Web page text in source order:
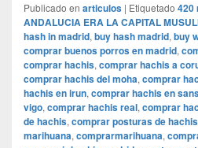
Publicado en articulos | Etiquetado 420
ANDALUCIA ERA LA CAPITAL
hash in madrid, buy hash madrid, buy
comprar buenos porros en madrid,
comprar hachis, comprar hachis a
comprar hachis del moha, comprar
hachis en irun, comprar hachis en
vigo, comprar hachis real, comprar
de hachis, comprar posturas de hachis
marihuana, comprarmarihuana,